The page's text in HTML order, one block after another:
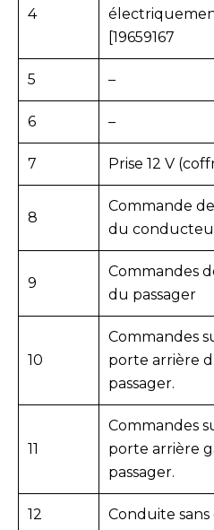
4
[19659167
5 –
6 –
7 Prise 12 V
8
Commande
du
9
Commandes
du passager
10
Commandes
porte arrière
passager.
11
Commandes
porte arrière
passager.
12 Conduite sans